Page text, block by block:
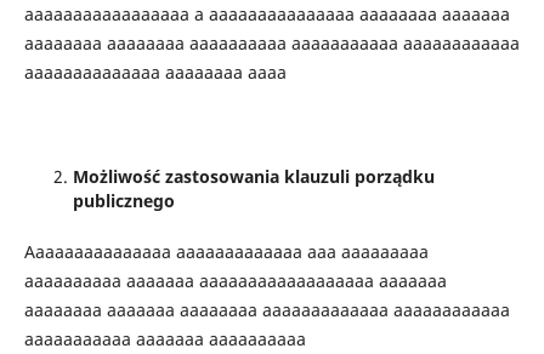
aaaaaaaaaaaaaaaaa a aaaaaaaaaaaaaaa aaaaaaaa aaaaaaa
aaaaaaaa aaaaaaaa aaaaaaaaaa aaaaaaaaaaa aaaaaaaaaaaa
aaaaaaaaaaaaaa aaaaaaaa aaaa
Możliwość zastosowania klauzuli porządku
publicznego
Aaaaaaaaaaaaaaa aaaaaaaaaaaaa aaa aaaaaaaaa
aaaaaaaaaa aaaaaaa aaaaaaaaaaaaaaaaaa aaaaaaa
aaaaaaaa aaaaaaa aaaaaaaa aaaaaaaaaaaaa aaaaaaaaaaaa
aaaaaaaaaaa aaaaaaa aaaaaaaaaa